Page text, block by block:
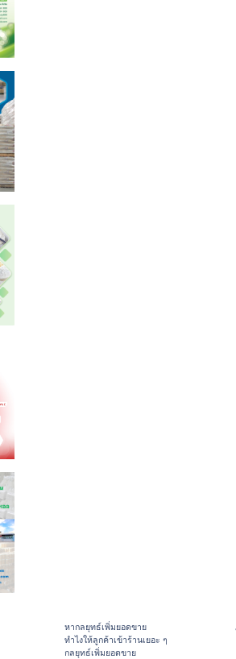
หากลยุทธ์เพิ่มยอดขาย
ทําไงให้ลูกค้าเข้าร้านเยอะ ๆ
กลยุทธ์เพิ่มยอดขาย